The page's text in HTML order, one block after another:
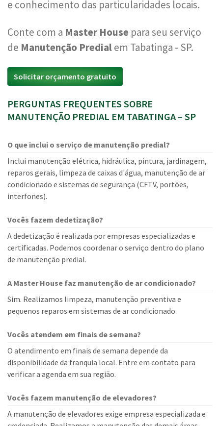
e conhecimento das particularidades locais.
Conte com a Master House para seu serviço
de Manutenção Predialem Tabatinga - SP.
Solicitar orçamento gratuito
PERGUNTAS FREQUENTES SOBRE
MANUTENÇÃO PREDIAL EM TABATINGA – SP
O que inclui o serviço de manutenção predial?
Inclui manutenção elétrica, hidráulica, pintura, jardinagem,
reparos gerais, limpeza de caixas d'água, manutenção de ar
condicionado e sistemas de segurança (CFTV, portões,
interfones).
Vocês fazem dedetização?
A dedetização é realizada por empresas especializadas e
certificadas. Podemos coordenar o serviço dentro do plano
de manutenção predial.
A Master House faz manutenção de ar condicionado?
Sim. Realizamos limpeza, manutenção preventiva e
pequenos reparos em sistemas de ar condicionado.
Vocês atendem em finais de semana?
O atendimento em finais de semana depende da
disponibilidade da franquia local. Entre em contato para
verificar a agenda em sua região.
Vocês fazem manutenção de elevadores?
A manutenção de elevadores exige empresa especializada e